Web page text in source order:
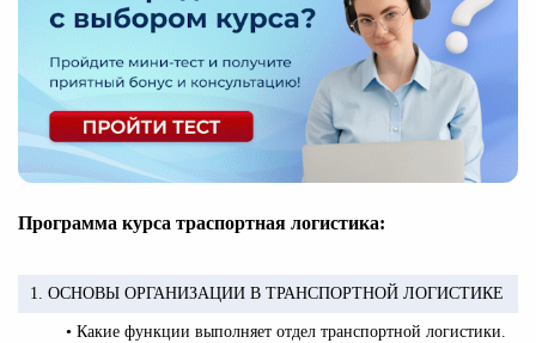
Программа курса траспортная логистика:
1. ОСНОВЫ ОРГАНИЗАЦИИ В ТРАНСПОРТНОЙ ЛОГИСТИКЕ
• Какие функции выполняет отдел транспортной логистики.